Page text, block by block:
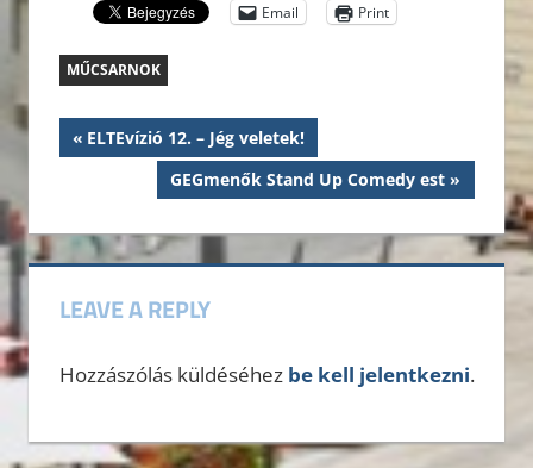
Email Print
MŰCSARNOK
Bejegyzés
navigáció
Previous
Post:
ELTEvízió 12. – Jég veletek!
Next
Post:
GEGmenők Stand Up Comedy est
LEAVE A REPLY
Hozzászólás küldéséhez be kell jelentkezni.